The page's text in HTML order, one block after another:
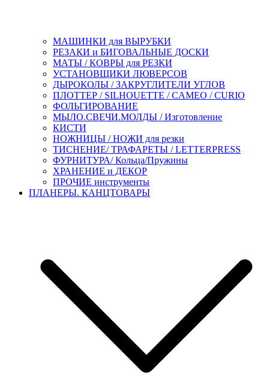
МАШИНКИ для ВЫРУБКИ
РЕЗАКИ и БИГОВАЛЬНЫЕ ДОСКИ
МАТЫ / КОВРЫ для РЕЗКИ
УСТАНОВЩИКИ ЛЮВЕРСОВ
ДЫРОКОЛЫ / ЗАКРУГЛИТЕЛИ УГЛОВ
ПЛОТТЕР / SILHOUETTE / CAMEO / CURIO
ФОЛЬГИРОВАНИЕ
МЫЛО.СВЕЧИ.МОЛДЫ / Изготовление
КИСТИ
НОЖНИЦЫ / НОЖИ для резки
ТИСНЕНИЕ/ ТРАФАРЕТЫ / LETTERPRESS
ФУРНИТУРА/ Кольца/Пружины
ХРАНЕНИЕ и ДЕКОР
ПРОЧИЕ инструменты
ПЛАНЕРЫ. КАНЦТОВАРЫ